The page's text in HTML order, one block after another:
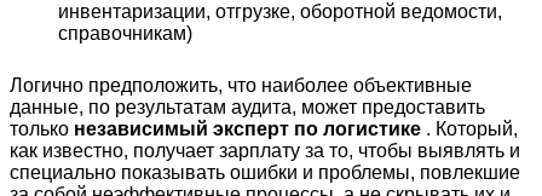
инвентаризации, отгрузке, оборотной ведомости,
справочникам)
Логично предположить, что наиболее объективные
данные, по результатам аудита, может предоставить
только независимый эксперт по логистике . Который,
как известно, получает зарплату за то, чтобы выявлять и
специально показывать ошибки и проблемы, повлекшие